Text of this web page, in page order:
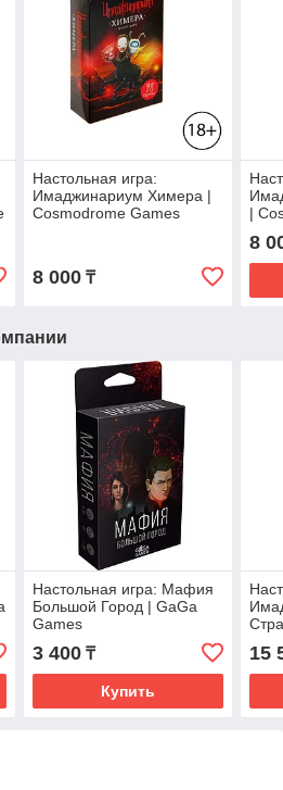
Настольная игра:
Имаджинариум Химера |
Cosmodrome Games
8 000₸
|
8
Настольная игра: Мафия
Большой Город | GaGa
Games
3 400₸
Купить
15